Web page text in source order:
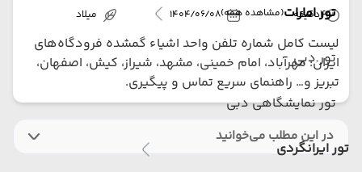
تور امارات(مشاهده همه)
تور دبی
تور نمایشگاهی دبی
تور ایرانگردی
4دقیقه 1404/06/08 میلاد
لیست کامل شماره تلفن واحد اشیاء گمشده فرودگاه‌های
ایران: مهرآباد، امام خمینی، مشهد، شیراز، کیش، اصفهان،
تبریز و… راهنمای سریع تماس و پیگیری.
در این مطلب می‌خوانید